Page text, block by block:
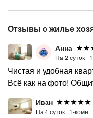
Отзывы о жилье
Анна
На 2 суток ·
Чистая и удобная
Всё как на фото!
Иван
На 4 суток · 1-комн. ·